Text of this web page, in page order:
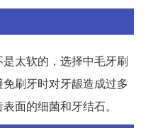
太软的，选择中毛牙刷
刷牙时对牙龈造成过多
面的细菌和牙结石。